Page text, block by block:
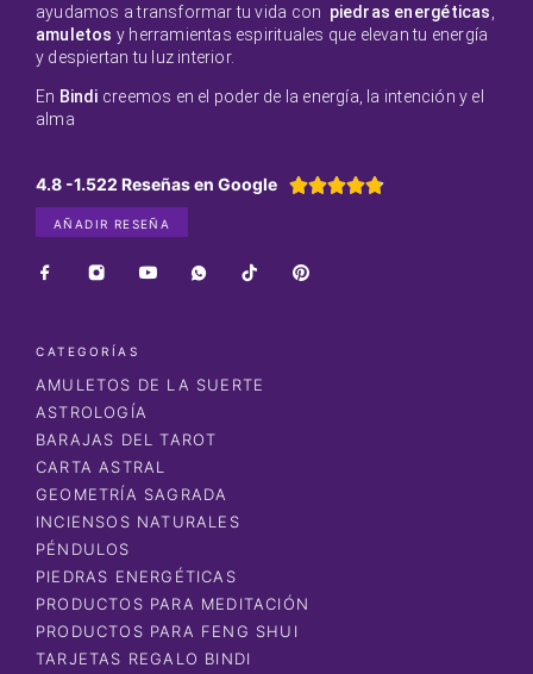
ayudamos a transformar tu vida con piedras energéticas
amuletos y herramientas espirituales que elevan tu energía
y despiertan tu luz interior.
En Bindi creemos en el poder de la energía, la intención y el
alma
4.8 -1.522 Reseñas en Google 
AÑADIR RESEÑA
CATEGORÍAS
AMULETOS DE LA SUERTE
ASTROLOGÍA
BARAJAS DEL TAROT
CARTA ASTRAL
GEOMETRÍA SAGRADA
INCIENSOS NATURALES
PÉNDULOS
PIEDRAS ENERGÉTICAS
PRODUCTOS PARA MEDITACIÓN
PRODUCTOS PARA FENG SHUI
TARJETAS REGALO BINDI